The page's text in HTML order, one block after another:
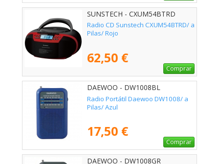
SUNSTECH - CXUM54BTRD
Radio CD Sunstech CXUM54BTRD/ a
Pilas/ Rojo
62,50 €
Comprar
DAEWOO - DW1008BL
Radio Portátil Daewoo DW1008/ a
Pilas/ Azul
17,50 €
Comprar
DAEWOO - DW1008GR